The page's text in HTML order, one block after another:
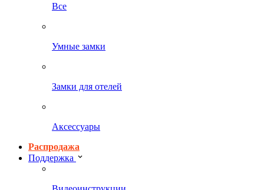
Все
Умные замки
Замки для отелей
Аксессуары
Распродажа
Поддержка